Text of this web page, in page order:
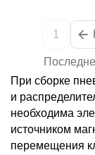
1
При сборке
и
необходима
источником
перемещения